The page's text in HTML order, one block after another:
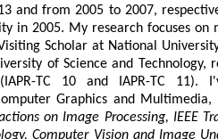
选Zeta Alpha 2022年度100篇
年度最有影响力论文第6名；
的全球多家自动驾驶公司和造车
绍和引用
模型PVT 论文（ICCV 2021十
一代人工智能战略咨询委员会
昌俊院士等组成终评委员会，
and from 2005 to 2007,
in 2005. My research focuses
Scholar at National
of Science and
TC 10 and IAPR-TC
Graphics and Multimedia,
on Image Processing, IEEE
Computer Vision and Image